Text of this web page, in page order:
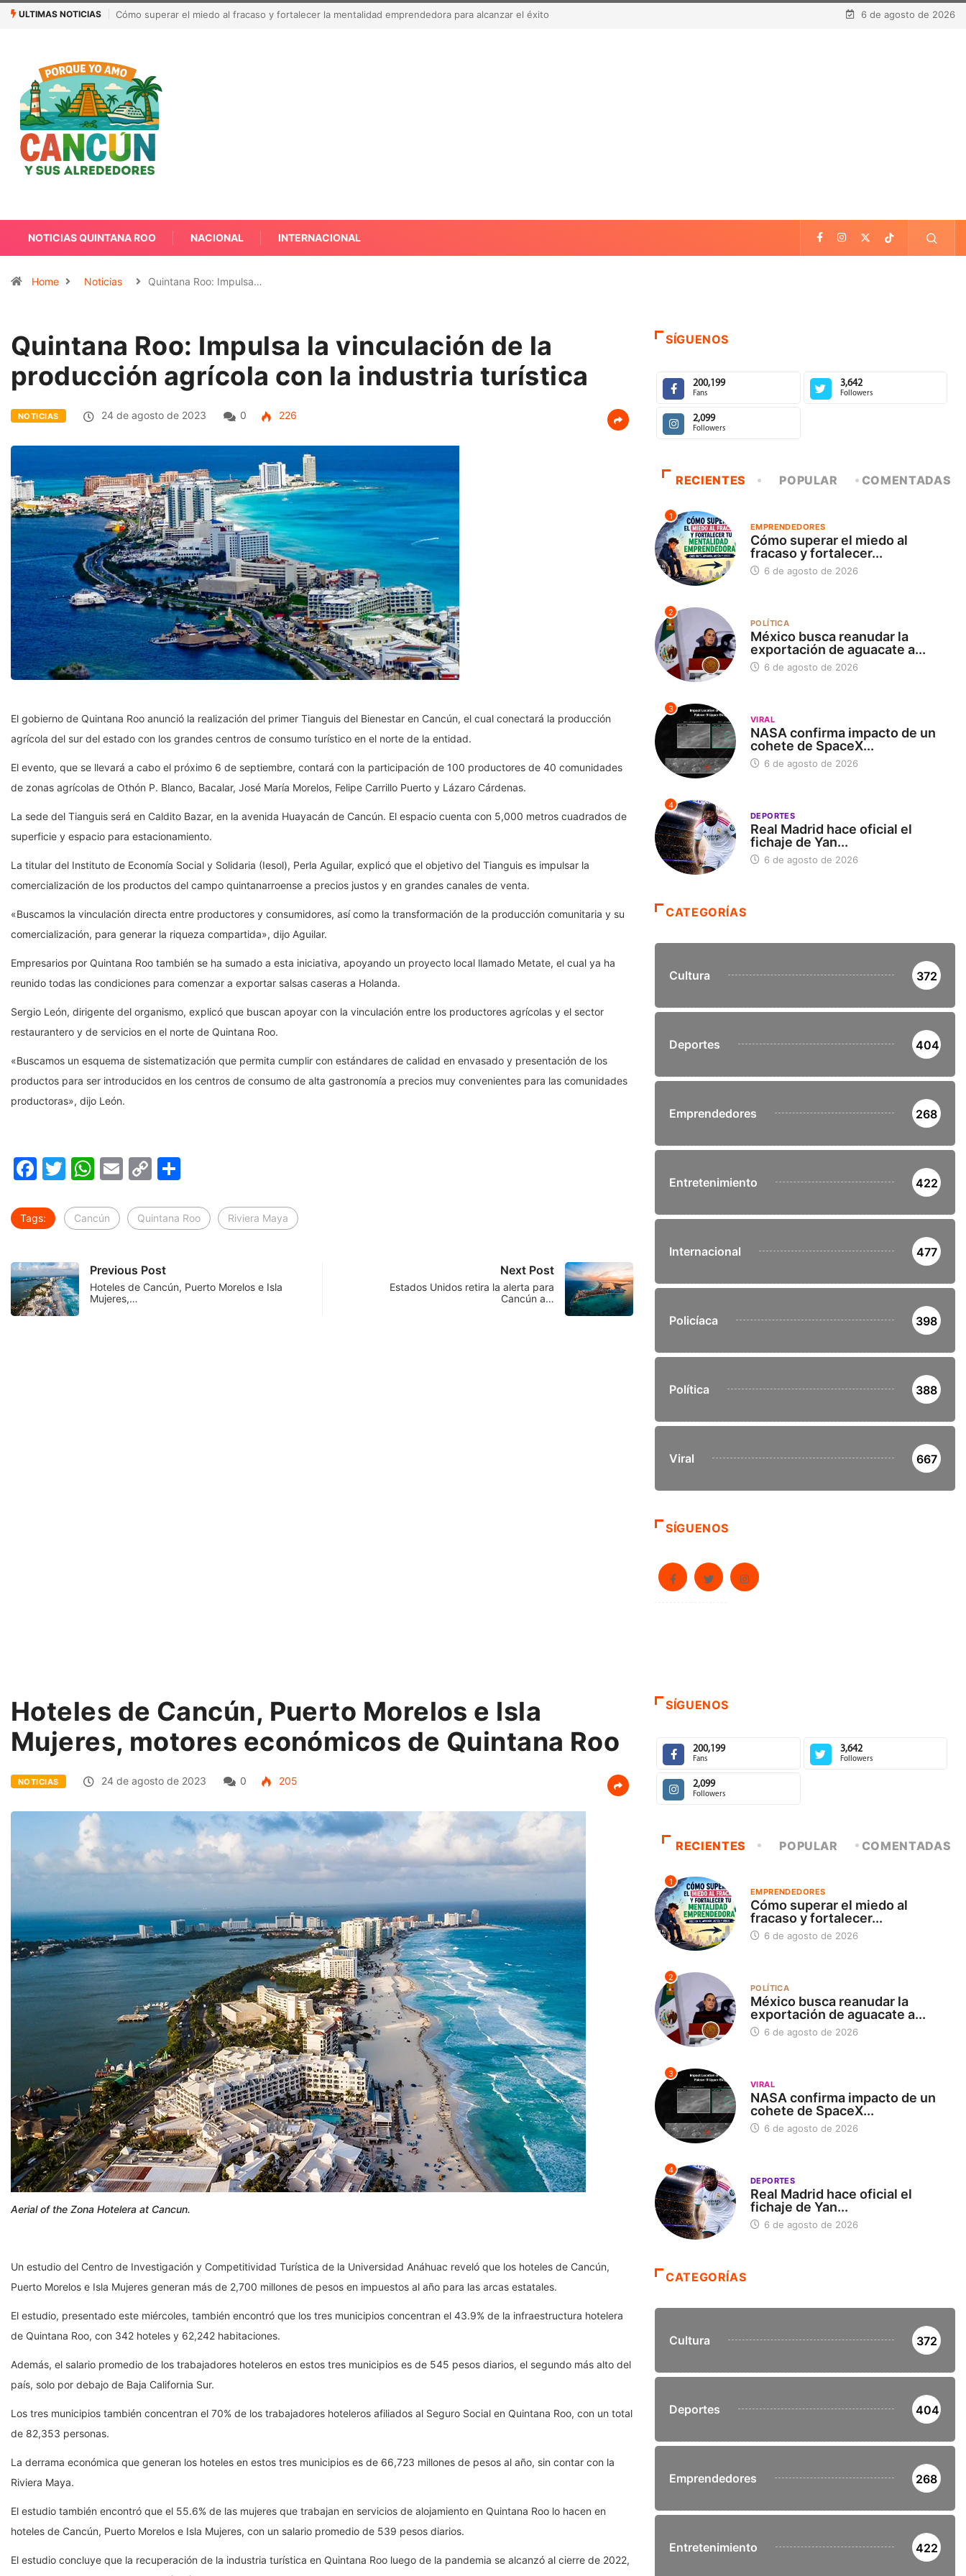
ULTIMAS NOTICIAS México busca reanudar la exportación de aguacate a Estados Unidos tras suspensión por alerta de seguridad 6 de agosto de 2026
NOTICIAS QUINTANA ROO NACIONAL INTERNACIONAL
Home Noticias Quintana Roo: Impulsa…
Quintana Roo: Impulsa la vinculación de la
producción agrícola con la industria turística
NOTICIAS 24 de agosto de 2023 0 226
El gobierno de Quintana Roo anunció la realización del primer Tianguis del Bienestar en Cancún, el cual conectará la producción
agrícola del sur del estado con los grandes centros de consumo turístico en el norte de la entidad.
El evento, que se llevará a cabo el próximo 6 de septiembre, contará con la participación de 100 productores de 40 comunidades
de zonas agrícolas de Othón P. Blanco, Bacalar, José María Morelos, Felipe Carrillo Puerto y Lázaro Cárdenas.
La sede del Tianguis será en Caldito Bazar, en la avenida Huayacán de Cancún. El espacio cuenta con 5,000 metros cuadrados de
superficie y espacio para estacionamiento.
La titular del Instituto de Economía Social y Solidaria (Iesol), Perla Aguilar, explicó que el objetivo del Tianguis es impulsar la
comercialización de los productos del campo quintanarroense a precios justos y en grandes canales de venta.
«Buscamos la vinculación directa entre productores y consumidores, así como la transformación de la producción comunitaria y su
comercialización, para generar la riqueza compartida», dijo Aguilar.
Empresarios por Quintana Roo también se ha sumado a esta iniciativa, apoyando un proyecto local llamado Metate, el cual ya ha
reunido todas las condiciones para comenzar a exportar salsas caseras a Holanda.
Sergio León, dirigente del organismo, explicó que buscan apoyar con la vinculación entre los productores agrícolas y el sector
restaurantero y de servicios en el norte de Quintana Roo.
«Buscamos un esquema de sistematización que permita cumplir con estándares de calidad en envasado y presentación de los
productos para ser introducidos en los centros de consumo de alta gastronomía a precios muy convenientes para las comunidades
productoras», dijo León.
Facebook
Twitter
WhatsApp
Email
Copy
Tags: Cancún Quintana Roo Riviera Maya
Previous Post
Hoteles de Cancún, Puerto Morelos e Isla
Mujeres,…
Next Post
Estados Unidos retira la alerta para
Cancún a…
SÍGUENOS
200,199
Fans
3,642
Followers
2,099
Followers
RECIENTES POPULAR COMENTADAS
1
EMPRENDEDORES
Cómo superar el miedo al
fracaso y fortalecer...
6 de agosto de 2026
2
POLÍTICA
México busca reanudar la
exportación de aguacate a...
6 de agosto de 2026
3
VIRAL
NASA confirma impacto de un
cohete de SpaceX...
6 de agosto de 2026
4
DEPORTES
Real Madrid hace oficial el
fichaje de Yan...
6 de agosto de 2026
CATEGORÍAS
Cultura 372
Deportes 404
Emprendedores 268
Entretenimiento 422
Internacional 477
Policíaca 398
Política 388
Viral 667
SÍGUENOS
Hoteles de Cancún, Puerto Morelos e Isla
Mujeres, motores económicos de Quintana Roo
NOTICIAS 24 de agosto de 2023 0 205
Aerial of the Zona Hotelera at Cancun.
Un estudio del Centro de Investigación y Competitividad Turística de la Universidad Anáhuac reveló que los hoteles de Cancún,
Puerto Morelos e Isla Mujeres generan más de 2,700 millones de pesos en impuestos al año para las arcas estatales.
El estudio, presentado este miércoles, también encontró que los tres municipios concentran el 43.9% de la infraestructura hotelera
de Quintana Roo, con 342 hoteles y 62,242 habitaciones.
Además, el salario promedio de los trabajadores hoteleros en estos tres municipios es de 545 pesos diarios, el segundo más alto del
país, solo por debajo de Baja California Sur.
Los tres municipios también concentran el 70% de los trabajadores hoteleros afiliados al Seguro Social en Quintana Roo, con un total
de 82,353 personas.
La derrama económica que generan los hoteles en estos tres municipios es de 66,723 millones de pesos al año, sin contar con la
Riviera Maya.
El estudio también encontró que el 55.6% de las mujeres que trabajan en servicios de alojamiento en Quintana Roo lo hacen en
hoteles de Cancún, Puerto Morelos e Isla Mujeres, con un salario promedio de 539 pesos diarios.
El estudio concluye que la recuperación de la industria turística en Quintana Roo luego de la pandemia se alcanzó al cierre de 2022,
SÍGUENOS
200,199
Fans
3,642
Followers
2,099
Followers
RECIENTES POPULAR COMENTADAS
1
EMPRENDEDORES
Cómo superar el miedo al
fracaso y fortalecer...
6 de agosto de 2026
2
POLÍTICA
México busca reanudar la
exportación de aguacate a...
6 de agosto de 2026
3
VIRAL
NASA confirma impacto de un
cohete de SpaceX...
6 de agosto de 2026
4
DEPORTES
Real Madrid hace oficial el
fichaje de Yan...
6 de agosto de 2026
CATEGORÍAS
Cultura 372
Deportes 404
Emprendedores 268
Entretenimiento 422